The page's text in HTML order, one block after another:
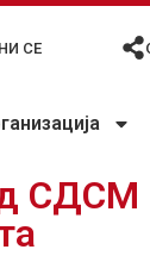
СЕ
СДСМ